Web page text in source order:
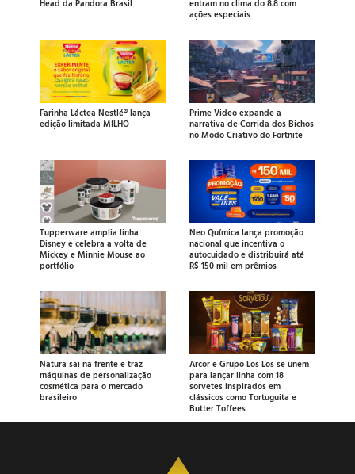
Head da Pandora Brasil
entram no clima do 8.8 com
ações especiais
Farinha Láctea Nestlé® lança
edição limitada MILHO
Prime Video expande a
narrativa de Corrida dos Bichos
no Modo Criativo do Fortnite
Tupperware amplia linha
Disney e celebra a volta de
Mickey e Minnie Mouse ao
portfólio
Neo Química lança promoção
nacional que incentiva o
autocuidado e distribuirá até
R$ 150 mil em prêmios
Natura sai na frente e traz
máquinas de personalização
cosmética para o mercado
brasileiro
Arcor e Grupo Los Los se unem
para lançar linha com 18
sorvetes inspirados em
clássicos como Tortuguita e
Butter Toffees